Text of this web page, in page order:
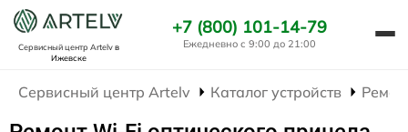
Сервисный центр Artelvв
Ижевске
+7 (800) 101-14-79
Ежедневно с 9:00 до 21:00
Сервисный центр Artelv Каталог устройств